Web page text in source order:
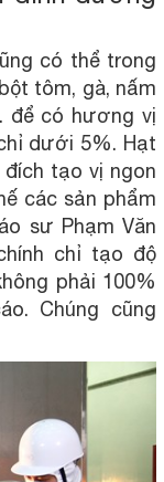
có thể trong
tôm, gà, nấm
để có hương vị
dưới 5%. Hạt
tạo vị ngon
các sản phẩm
sư Phạm Văn
chỉ tạo độ
phải 100%
Chúng cũng